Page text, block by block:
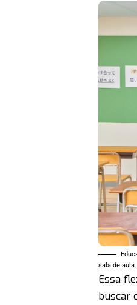
sala de aula.
Essa
buscar